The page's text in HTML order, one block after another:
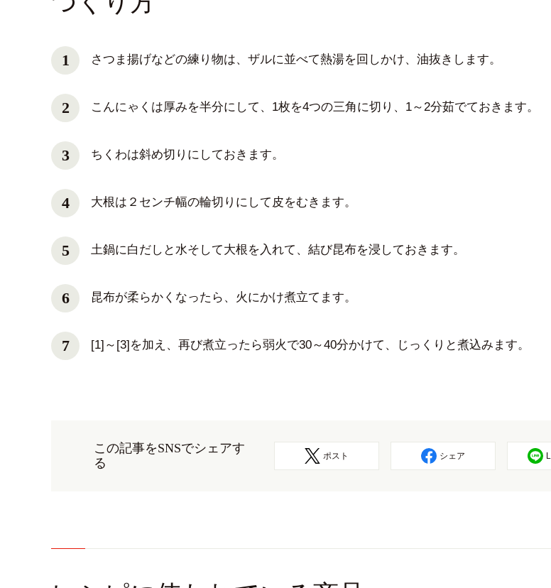
さつま揚げなどの練り物は、ザルに並べて熱湯を回しかけ、油抜きします。
こんにゃくは厚みを半分にして、1枚を4つの三角に切り、1～2分茹でておきます。
ちくわは斜め切りにしておきます。
大根は２センチ幅の輪切りにして皮をむきます。
土鍋に白だしと水そして大根を入れて、結び昆布を浸しておきます。
昆布が柔らかくなったら、火にかけ煮立てます。
[1]～[3]を加え、再び煮立ったら弱火で30～40分かけて、じっくりと煮込みます。
この記事をSNSでシェアす
る
ポスト シェア